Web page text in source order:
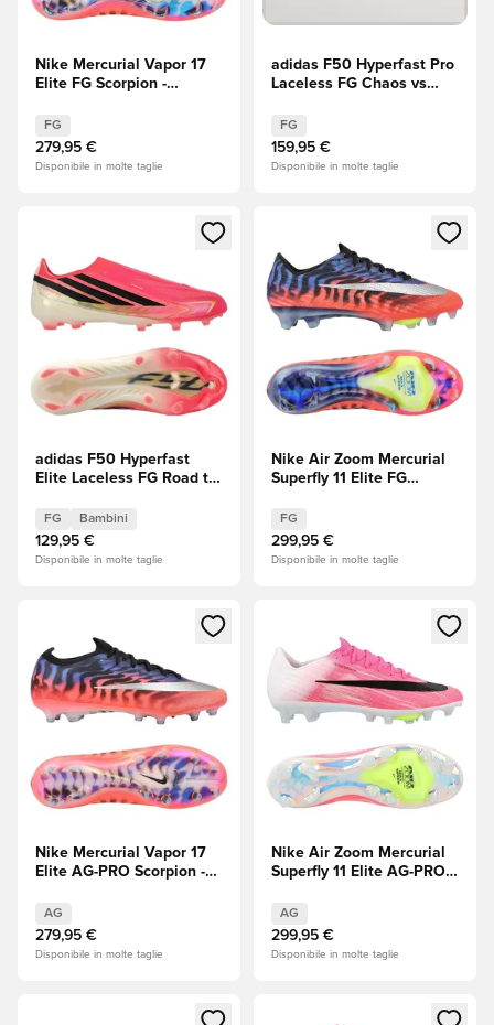
Nike Mercurial Vapor 17
Elite FG Scorpion -
metallizzato EDIZIONE
LIMITATA
FG
279,95 €
Disponibile in molte taglie
adidas F50 Hyperfast Pro
Laceless FG Chaos vs
FG
159,95 €
Disponibile in molte taglie
Apre una finestra modale per accedere o registrarsi come
adidas F50 Hyperfast
Elite Laceless FG Road to
Black (Nero)/Oro
metallizzato Bambini
FG Bambini
129,95 €
Disponibile in molte taglie
Apre una finestra modale
Nike Air Zoom Mercurial
Superfly 11 Elite FG
Blu/Rosso/Argento
metallizzato EDIZIONE
LIMITATA
FG
299,95 €
Disponibile in molte taglie
Apre una finestra modale per accedere o registrarsi come
Nike Mercurial Vapor 17
Elite AG-PRO Scorpion -
metallizzato EDIZIONE
LIMITATA
AG
279,95 €
Disponibile in molte taglie
Apre una finestra modale
Nike Air Zoom Mercurial
Superfly 11 Elite AG-PRO
Rosa/Bianco/Nero
AG
299,95 €
Disponibile in molte taglie
Apre una finestra modale per accedere o registrarsi come
Apre una finestra modale